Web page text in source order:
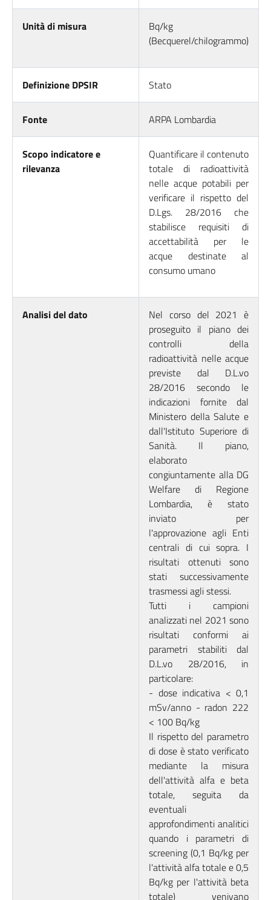
Unità di misura
Bq/kg
(Becquerel/chilogrammo)
Definizione DPSIR Stato
Fonte ARPA Lombardia
Scopo indicatore e
rilevanza
Quantificare il contenuto
totale di radioattività
nelle acque potabili per
verificare il rispetto del
D.Lgs. 28/2016 che
stabilisce requisiti di
accettabilità per le
acque destinate al
consumo umano
Analisi del dato
Nel corso del 2021 è
proseguito il piano dei
controlli della
radioattività nelle acque
previste dal D.L.vo
28/2016 secondo le
indicazioni fornite dal
Ministero della Salute e
dall'Istituto Superiore di
Sanità. Il piano,
elaborato
congiuntamente alla DG
Welfare di Regione
Lombardia, è stato
inviato per
l'approvazione agli Enti
centrali di cui sopra. I
risultati ottenuti sono
stati successivamente
trasmessi agli stessi.
Tutti i campioni
analizzati nel 2021 sono
risultati conformi ai
parametri stabiliti dal
D.L.vo 28/2016, in
particolare:
- dose indicativa < 0,1
mSv/anno - radon 222
< 100 Bq/kg
Il rispetto del parametro
di dose è stato verificato
mediante la misura
dell'attività alfa e beta
totale, seguita da
eventuali
approfondimenti analitici
quando i parametri di
screening (0,1 Bq/kg per
l'attività alfa totale e 0,5
Bq/kg per l'attività beta
totale) venivano